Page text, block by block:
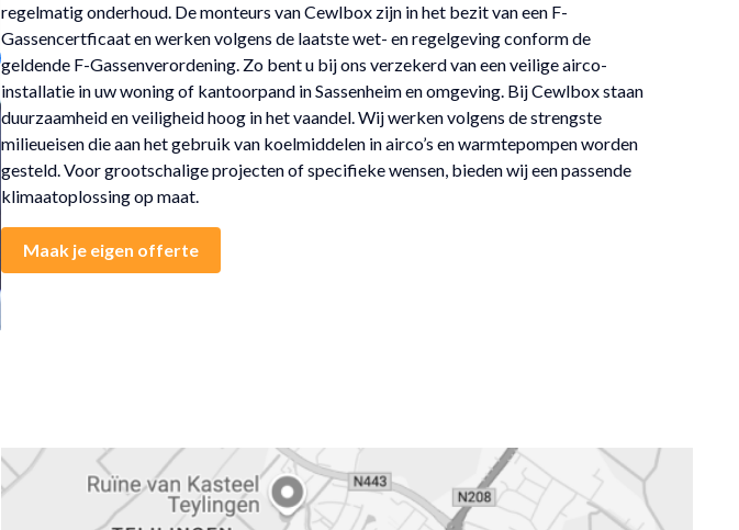
regelmatig onderhoud. De monteurs van Cewlbox zijn in het bezit van een F-
Gassencertficaat en werken volgens de laatste wet- en regelgeving conform de
geldende F-Gassenverordening. Zo bent u bij ons verzekerd van een veilige airco-
installatie in uw woning of kantoorpand in Sassenheim en omgeving. Bij Cewlbox staan
duurzaamheid en veiligheid hoog in het vaandel. Wij werken volgens de strengste
milieueisen die aan het gebruik van koelmiddelen in airco’s en warmtepompen worden
gesteld. Voor grootschalige projecten of specifieke wensen, bieden wij een passende
klimaatoplossing op maat.
Maak je eigen offerte